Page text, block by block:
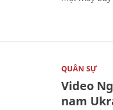
QUÂN SỰ
Video
nam